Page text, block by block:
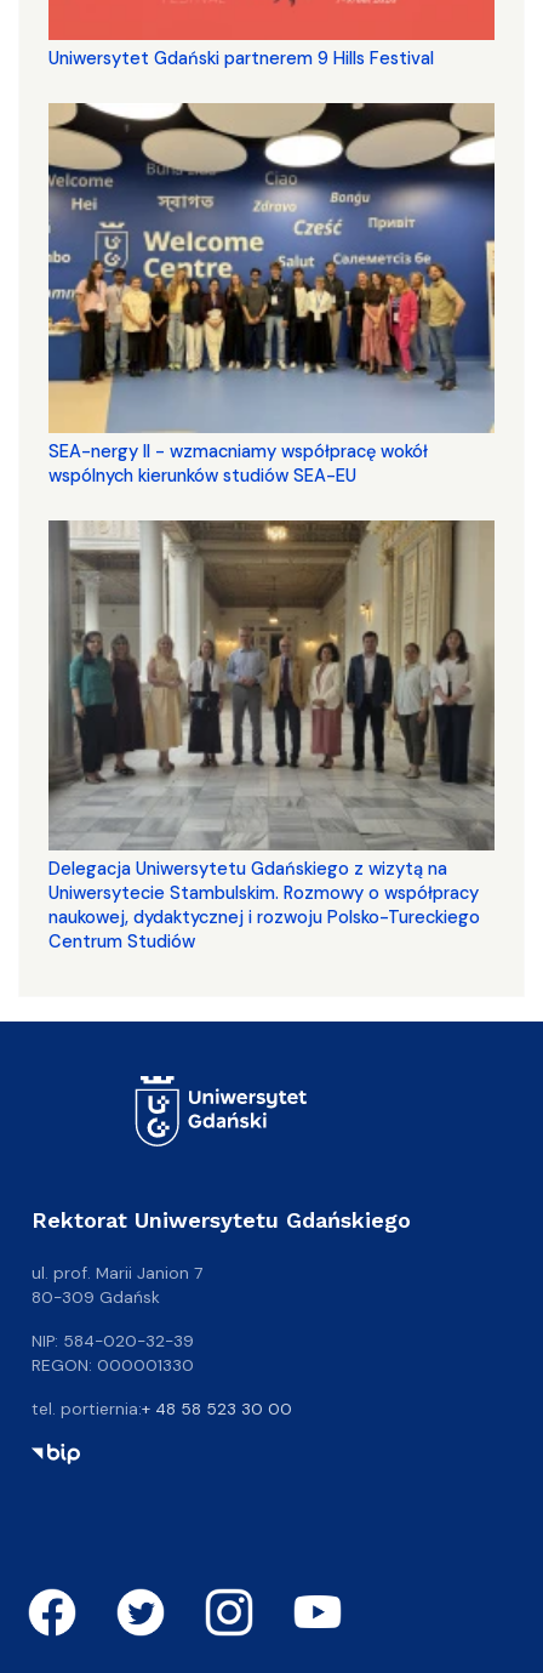
Uniwersytet Gdański partnerem 9 Hills Festival
SEA-nergy II - wzmacniamy współpracę wokół
wspólnych kierunków studiów SEA-EU
Delegacja Uniwersytetu Gdańskiego z wizytą na
Uniwersytecie Stambulskim. Rozmowy o współpracy
naukowej, dydaktycznej i rozwoju Polsko-Tureckiego
Centrum Studiów
Rektorat Uniwersytetu Gdańskiego
ul. prof. Marii Janion 7
80-309 Gdańsk
NIP: 584-020-32-39
REGON: 000001330
tel. portiernia:+ 48 58 523 30 00